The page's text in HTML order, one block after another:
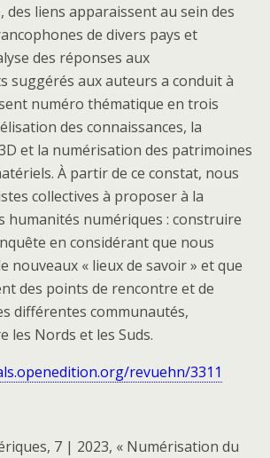
des liens apparaissent au sein des
de divers pays et
des réponses aux
suggérés aux auteurs a conduit à
numéro thématique en trois
des connaissances, la
et la numérisation des patrimoines
À partir de ce constat, nous
collectives à proposer à la
humanités numériques : construire
en considérant que nous
nouveaux « lieux de savoir » et que
des points de rencontre et de
différentes communautés,
les Nords et les Suds.
revuehn/3311
7 | 2023, « Numérisation du